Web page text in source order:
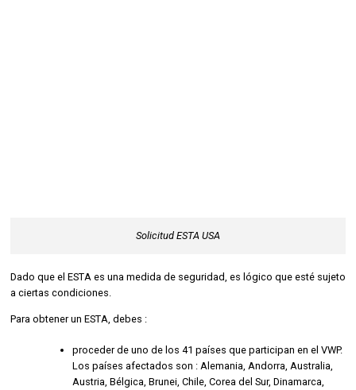
Solicitud ESTA USA
Dado que el ESTA es una medida de seguridad, es lógico que esté sujeto
a ciertas condiciones.
Para obtener un ESTA, debes :
proceder de uno de los 41 países que participan en el VWP.
Los países afectados son : Alemania, Andorra, Australia,
Austria, Bélgica, Brunei, Chile, Corea del Sur, Dinamarca,